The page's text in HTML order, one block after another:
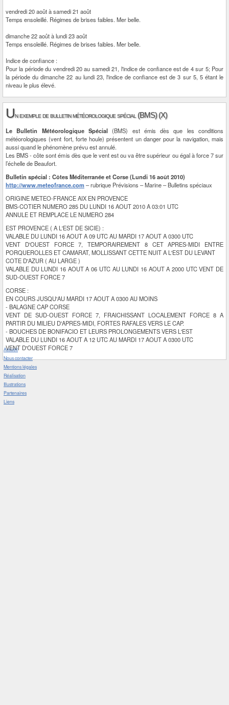
vendredi 20 août à samedi 21 août
Temps ensoleillé. Régimes de brises faibles. Mer belle.
dimanche 22 août à lundi 23 août
Temps ensoleillé. Régimes de brises faibles. Mer belle.
Indice de confiance :
Pour la période du vendredi 20 au samedi 21, l'indice de confiance est de 4 sur 5; Pour
la période du dimanche 22 au lundi 23, l'indice de confiance est de 3 sur 5, 5 étant le
niveau le plus élevé.
Un exemple de bulletin météorologique spécial (BMS) (X)
Le Bulletin Météorologique Spécial(BMS) est émis dès que les conditions
météorologiques (vent fort, forte houle) présentent un danger pour la navigation, mais
aussi quand le phénomène prévu est annulé.
Les BMS - côte sont émis dès que le vent est ou va être supérieur ou égal à force 7 sur
l’échelle de Beaufort.
Bulletin spécial : Côtes Méditerranée et Corse (Lundi 16 août 2010)
http://www.meteofrance.com– rubrique Prévisions – Marine – Bulletins spéciaux
ORIGINE METEO-FRANCE AIX EN PROVENCE
BMS-COTIER NUMERO 285 DU LUNDI 16 AOUT 2010 A 03:01 UTC
ANNULE ET REMPLACE LE NUMERO 284
EST PROVENCE ( A L'EST DE SICIE) :
VALABLE DU LUNDI 16 AOUT A 09 UTC AU MARDI 17 AOUT A 0300 UTC
VENT D'OUEST FORCE 7, TEMPORAIREMENT 8 CET APRES-MIDI ENTRE
PORQUEROLLES ET CAMARAT, MOLLISSANT CETTE NUIT A L'EST DU LEVANT
COTE D'AZUR ( AU LARGE )
VALABLE DU LUNDI 16 AOUT A 06 UTC AU LUNDI 16 AOUT A 2000 UTC VENT DE
SUD-OUEST FORCE 7
CORSE :
EN COURS JUSQU'AU MARDI 17 AOUT A 0300 AU MOINS
- BALAGNE CAP CORSE
VENT DE SUD-OUEST FORCE 7, FRAICHISSANT LOCALEMENT FORCE 8 A
PARTIR DU MILIEU D'APRES-MIDI, FORTES RAFALES VERS LE CAP.
- BOUCHES DE BONIFACIO ET LEURS PROLONGEMENTS VERS L'EST
VALABLE DU LUNDI 16 AOUT A 12 UTC AU MARDI 17 AOUT A 0300 UTC
VENT D'OUEST FORCE 7
Accueil
Nous contacter
Mentions légales
Réalisation
Illustrations
Partenaires
Liens